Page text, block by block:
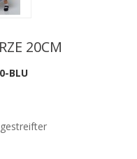
20CM
BLU